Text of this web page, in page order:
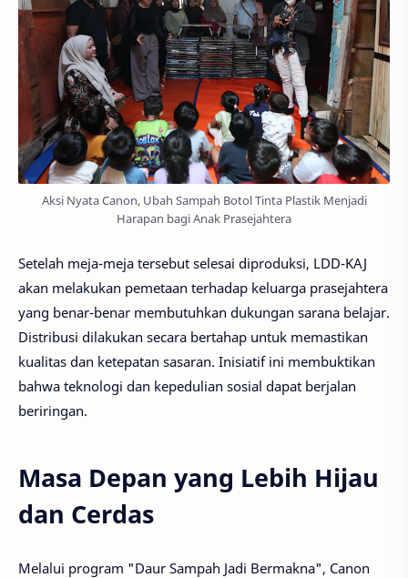
Aksi Nyata Canon, Ubah Sampah Botol Tinta Plastik Menjadi
Harapan bagi Anak Prasejahtera
Setelah meja-meja tersebut selesai diproduksi, LDD-KAJ
akan melakukan pemetaan terhadap keluarga prasejahtera
yang benar-benar membutuhkan dukungan sarana belajar.
Distribusi dilakukan secara bertahap untuk memastikan
kualitas dan ketepatan sasaran. Inisiatif ini membuktikan
bahwa teknologi dan kepedulian sosial dapat berjalan
beriringan.
Masa Depan yang Lebih Hijau
dan Cerdas
Melalui program "Daur Sampah Jadi Bermakna", Canon